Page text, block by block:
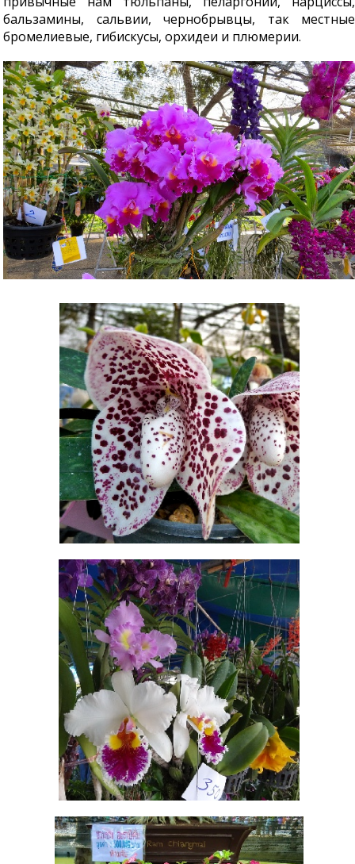
бальзамины, сальвии, чернобрывцы, так местные
бромелиевые, гибискусы, орхидеи и плюмерии.